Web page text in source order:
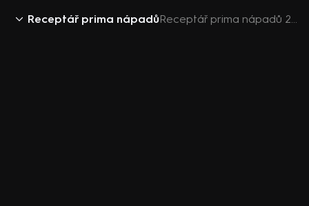
Receptář prima nápadů Receptář prima nápadů 2018 (14): Léčivé účinky třezalky